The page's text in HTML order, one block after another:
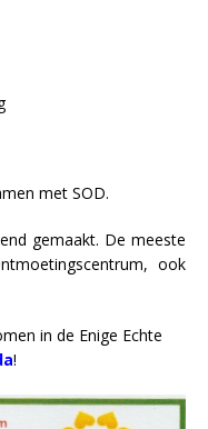
met SOD.
gemaakt. De meeste
ook
in de Enige Echte
!